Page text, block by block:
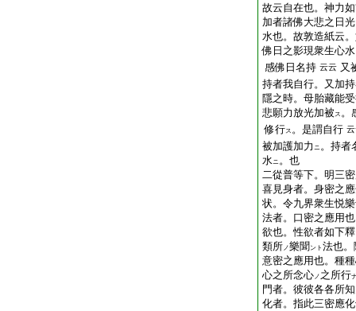
故云自在也。神力
加者諸佛大悲之日
水也。故敦造紙云
佛日之影現衆生心
感佛日名持 云云 又
持者我自行。又加
隱之時。母胎藏能
悲願力放光加被 ス 。
修行ス 。是謂自行
被加護加力 ニ。持者
水ニ。也
二從普等下。明三
喜見身者。身密之
状。令九界衆生悦
法者。口密之應用
欲也。性欲者如下
類所ノ樂聞 ント 法也。
意密之應用也。種
心之所念心ノ 之所行
門者。彼彼各各所
化者。指此三密應